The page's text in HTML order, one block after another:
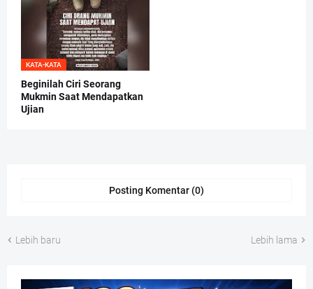
KATA-KATA
Beginilah Ciri Seorang
Mukmin Saat Mendapatkan
Ujian
Posting Komentar (0)
Lebih baru Lebih lama